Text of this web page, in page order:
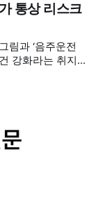
이 어렵다고 판단
사·사회복지사
강관리서비스
통상 리스크
림과 ‘음주운전
강화라는 취지와
택권 등 다양한